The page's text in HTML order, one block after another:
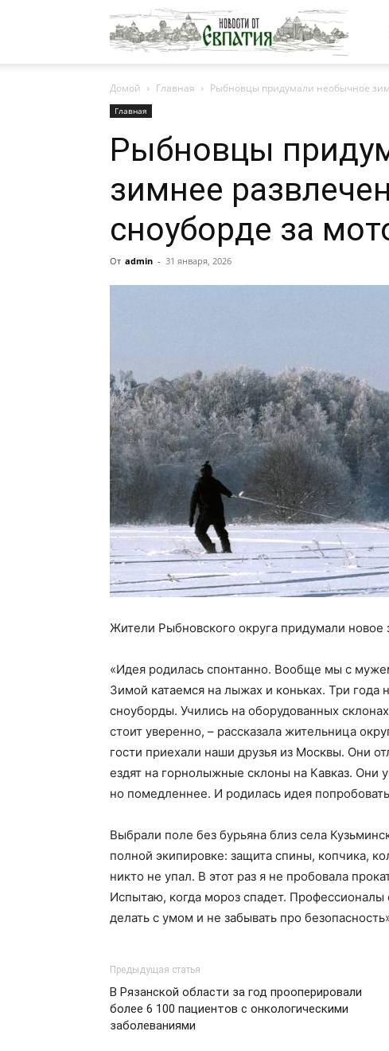
Новости
от
Домой Главная Рыбновцы придумали необычное
Главная
Рыбновцы
зимнее
сноуборде за
От admin - 31 января, 2026
Жители Рыбновского округа придумали новое
«Идея родилась спонтанно. Вообще мы с
Зимой катаемся на лыжах и коньках. Три года
сноуборды. Учились на оборудованных
стоит уверенно, – рассказала жительница
гости приехали наши друзья из Москвы. Они
ездят на горнолыжные склоны на Кавказ. Они
но помедленнее. И родилась идея
Выбрали поле без бурьяна близ села
полной экипировке: защита спины, копчика,
никто не упал. В этот раз я не пробовала
Испытаю, когда мороз спадет. Профессионалы
делать с умом и не забывать про
Предыдущая статья
В Рязанской области за год прооперировали
более 6 100 пациентов с онкологическими
заболеваниями